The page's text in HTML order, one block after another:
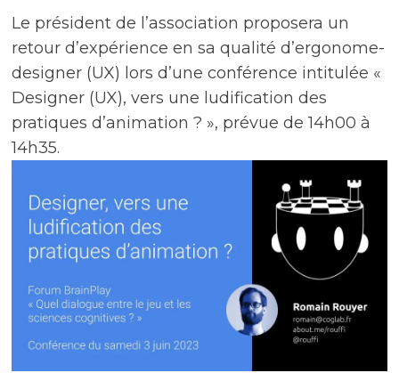
Le président de l’association proposera un
retour d’expérience en sa qualité d’ergonome-
designer (UX) lors d’une conférence intitulée «
Designer (UX), vers une ludification des
pratiques d’animation ? », prévue de 14h00 à
14h35.